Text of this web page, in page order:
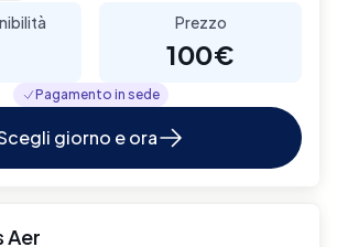
Prezzo
100€
Pagamento in sede
giorno e ora
Aer